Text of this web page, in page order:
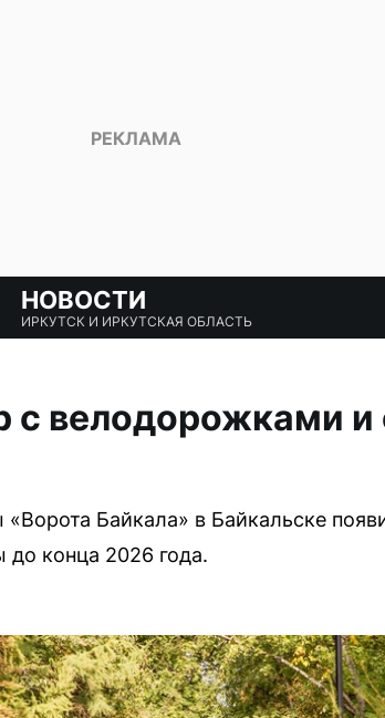
НОВОСТИ
ИРКУТСК И ИРКУТСКАЯ ОБЛАСТЬ
велодорожками и
Байкала» в Байкальске
конца 2026 года.